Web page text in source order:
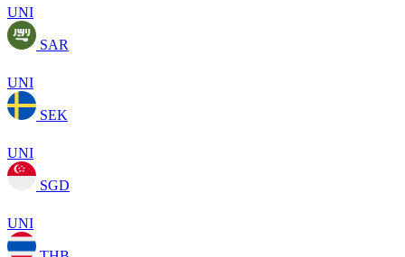
UNI
SAR
UNI
SEK
UNI
SGD
UNI